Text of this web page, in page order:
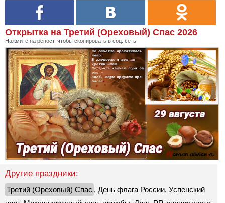
Открытка на Третий (Ореховый) Спас 2026
Нажмите на репост, чтобы скопировать в соц. сеть
Другие праздники:
Третий (Ореховый) Спас , День флага России, Успенский